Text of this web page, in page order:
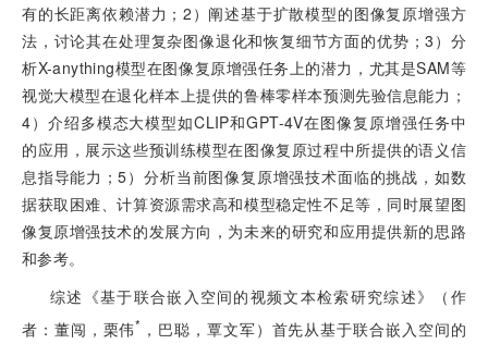
有的长距离依赖潜力；2）阐述基于扩散模型的图像复原增强方
法，讨论其在处理复杂图像退化和恢复细节方面的优势；3）分
析X-anything模型在图像复原增强任务上的潜力，尤其是SAM等
视觉大模型在退化样本上提供的鲁棒零样本预测先验信息能力；
4）介绍多模态大模型如CLIP和GPT-4V在图像复原增强任务中
的应用，展示这些预训练模型在图像复原过程中所提供的语义信
息指导能力；5）分析当前图像复原增强技术面临的挑战，如数
据获取困难、计算资源需求高和模型稳定性不足等，同时展望图
像复原增强技术的发展方向，为未来的研究和应用提供新的思路
和参考。
综述《基于联合嵌入空间的视频文本检索研究综述》（作
者：董闯，栗伟* ，巴聪，覃文军）首先从基于联合嵌入空间的